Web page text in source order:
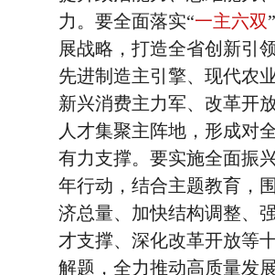
力。要全面落实“一主六双
展战略，打造全省创新引
先进制造主引擎、现代农
新兴消费主力军、改革开
人才集聚主阵地，形成对
有力支撑。要实施全面振
年行动，结合主题教育，
济总量、加快结构调整、
才支撑、深化改革开放等
解题，全力推动高质量发展